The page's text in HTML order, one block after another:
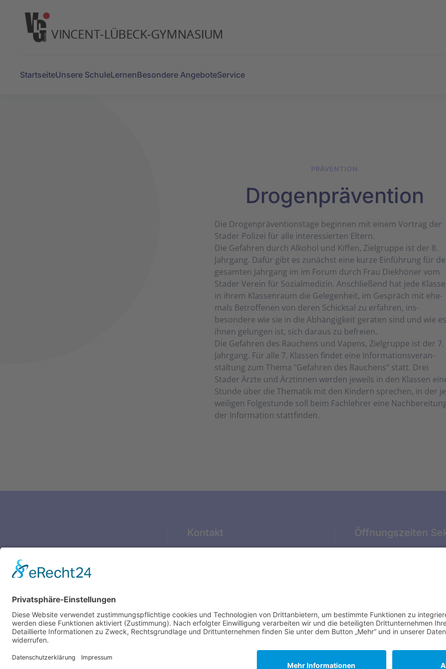
Zum Hauptinhalt springen
StartseiteUnsere SchuleLernenBesondere AngeboteService
PRÄVENTION
Drogenprävention
Die Drogen­präventions­tage be­ginnen mit einem Vor­trag der
Stader Poli­zei für alle inter­essier­ten Eltern.
Die Gefahren durch Alkohol und Kiffen, Zielgruppe ist der 8.
Jahrgang. Dafür gibt es zu­nächst eine kurze Ein­führung für
ge­samten Jahr­gang im im Forum durch Frau Diek­höner vom
Stader Ver­ein für Sozial­medizin. An­schlie­ßend hat jede
in ihrem Klassen­raum die Ge­legen­heit, im Ge­spräch mit ehe­
mals Be­troffenen von deren Schick­sal zu er­fahren, ins­
besondere wie sie in die Ab­hängig­keit ge­raten sind und wie es
ihnen ge­lungen ist, sich da­raus zu be­freien.
Die Gefahren des Rauchens und Vapens, Zielgruppe ist der 7.
Jahrgang. Für alle 7. Klassen findet eine In­for­ma­tions­ver­an­
staltung zum Thema "Ge­fahren des Rauchens" statt. Drei
Stader Ärzte und Ärzt­innen werden je­weils in den Klassen
Stunde über die Thema­tik mit den Kin­dern sprechen, in der
weiligen Folge­stunde soll beim Fach­lehrer eine
der Infor­mation statt­finden.
Kontakt Öffnungszeiten
07:30 – 14:00 Uhr